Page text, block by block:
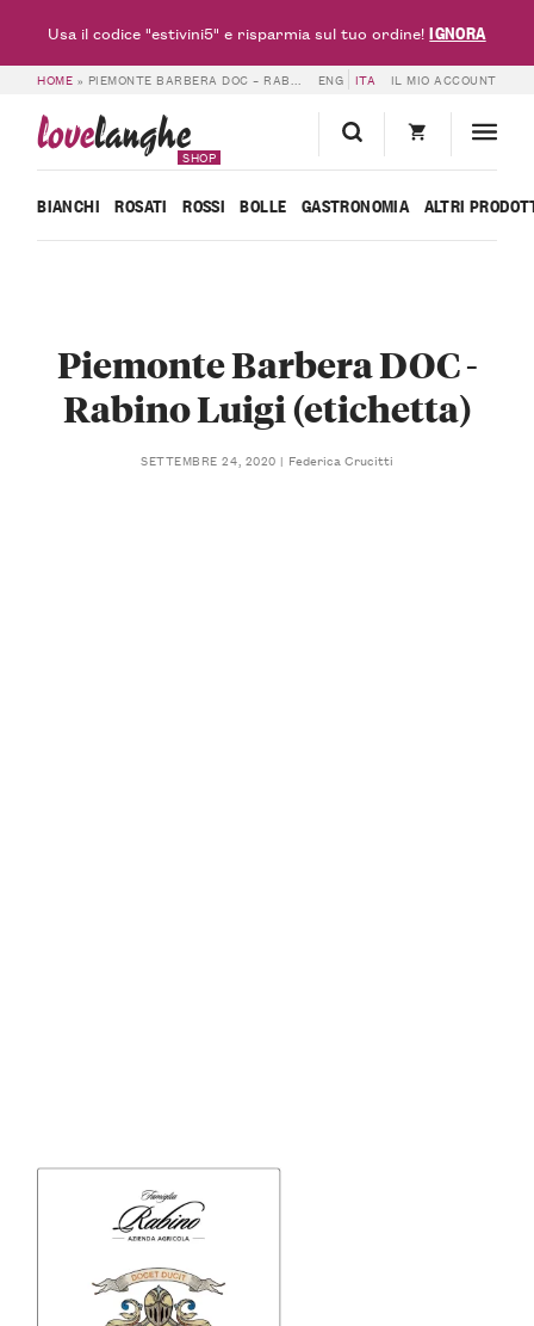
HOME » PIEMONTE BARBERA DOC – RABINO LUIGI (ETICHETTA) ENG ITA IL MIO ACCOUNT
lovelanghe
SHOP
BIANCHI ROSATI ROSSI BOLLE GASTRONOMIA ALTRI
Piemonte Barbera DOC -
Rabino Luigi (etichetta)
SETTEMBRE 24, 2020 Federica Crucitti
Usa il codice "estivini5" e risparmia sul tuo ordine!IGNORA